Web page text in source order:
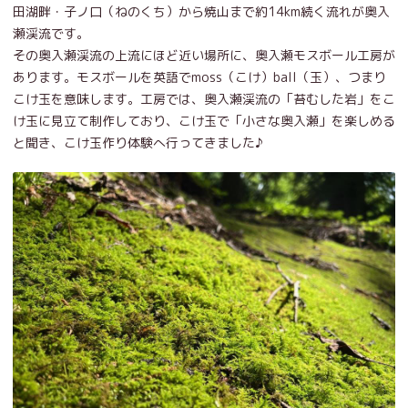
田湖畔・子ノ口（ねのくち）から焼山まで約14km続く流れが奥入
瀬渓流です。
その奥入瀬渓流の上流にほど近い場所に、奥入瀬モスボール工房が
あります。モスボールを英語でmoss（こけ）ball（玉）、つまり
こけ玉を意味します。工房では、奥入瀬渓流の「苔むした岩」をこ
け玉に見立て制作しており、こけ玉で「小さな奥入瀬」を楽しめる
と聞き、こけ玉作り体験へ行ってきました♪